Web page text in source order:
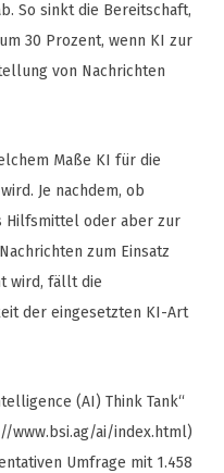
So sinkt die Bereitschaft,
30 Prozent, wenn KI zur
von Nachrichten
Maße KI für die
Je nachdem, ob
Hilfsmittel oder aber zur
zum Einsatz
wird, fällt die
der eingesetzten KI-Art
(AI) Think Tank“
www.bsi.ag/ai/index.html)
Umfrage mit 1.458